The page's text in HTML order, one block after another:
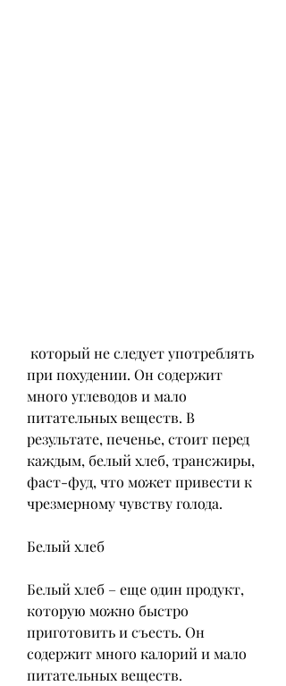
при похудении. Он содержит
много углеводов и мало
питательных веществ. В
результате, печенье, стоит перед
каждым, белый хлеб, трансжиры,
фаст-фуд, что может привести к
чрезмерному чувству голода.
Белый хлеб
Белый хлеб – еще один продукт,
которую можно быстро
приготовить и съесть. Он
содержит много калорий и мало
питательных веществ.